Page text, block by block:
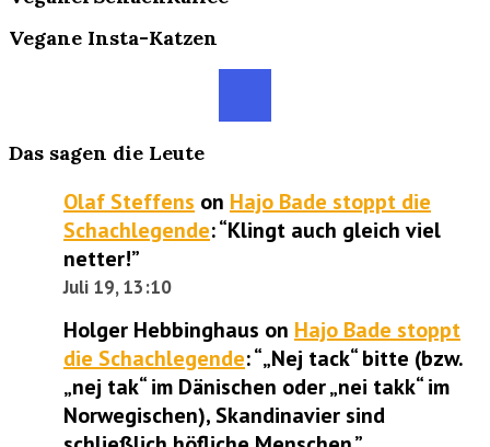
Vegane Insta-Katzen
Das sagen die Leute
Olaf Steffens on Hajo Bade stoppt die
Schachlegende: “Klingt auch gleich viel
netter!”
Juli 19, 13:10
Holger Hebbinghaus on Hajo Bade stoppt
die Schachlegende: “„Nej tack“ bitte (bzw.
„nej tak“ im Dänischen oder „nei takk“ im
Norwegischen), Skandinavier sind